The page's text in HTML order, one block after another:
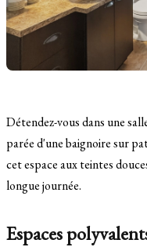
Détendez-vous dans une
parée d'une baignoire sur
cet espace aux teintes
longue journée.
Espaces